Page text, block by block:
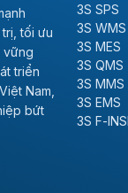
tối ưu
vững
triển
Nam,
bứt
3S SPS
3S WMS
3S MES
3S QMS
3S MMS
3S EMS
3S F-